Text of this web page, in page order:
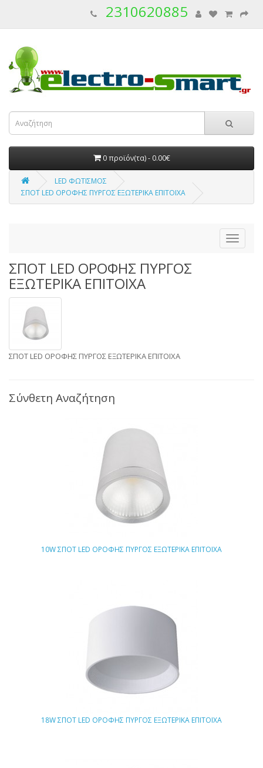
2310620885
0 προϊόν(τα) - 0.00€
LED ΦΩΤΙΣΜΟΣ
ΣΠΟΤ LED ΟΡΟΦΗΣ ΠΥΡΓΟΣ ΕΞΩΤΕΡΙΚΑ ΕΠΙΤΟΙΧΑ
ΣΠΟΤ LED ΟΡΟΦΗΣ ΠΥΡΓΟΣ
ΕΞΩΤΕΡΙΚΑ ΕΠΙΤΟΙΧΑ
ΣΠΟΤ LED ΟΡΟΦΗΣ ΠΥΡΓΟΣ ΕΞΩΤΕΡΙΚΑ ΕΠΙΤΟΙΧΑ
Σύνθετη Αναζήτηση
10W ΣΠΟΤ LED ΟΡΟΦΗΣ ΠΥΡΓΟΣ ΕΞΩΤΕΡΙΚΑ ΕΠΙΤΟΙΧΑ
18W ΣΠΟΤ LED ΟΡΟΦΗΣ ΠΥΡΓΟΣ ΕΞΩΤΕΡΙΚΑ ΕΠΙΤΟΙΧΑ